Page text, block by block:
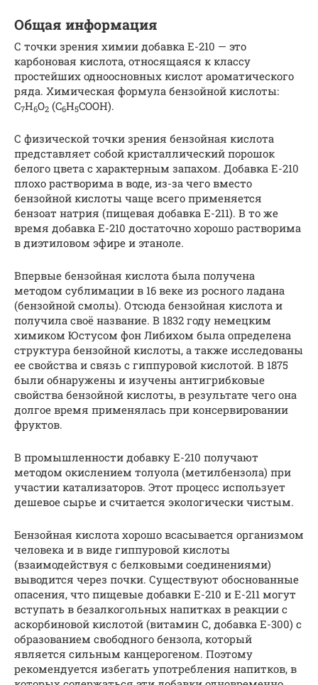
Общая информация
С точки зрения химии добавка Е-210 — это
карбоновая кислота, относящаяся к классу
простейших одноосновных кислот ароматического
ряда. Химическая формула бензойной кислоты:
C7H6O2 (C6H5COOH).
С физической точки зрения бензойная кислота
представляет собой кристаллический порошок
белого цвета с характерным запахом. Добавка Е-210
плохо растворима в воде, из-за чего вместо
бензойной кислоты чаще всего применяется
бензоат натрия (пищевая добавка E-211). В то же
время добавка Е-210 достаточно хорошо растворима
в диэтиловом эфире и этаноле.
Впервые бензойная кислота была получена
методом сублимации в 16 веке из росного ладана
(бензойной смолы). Отсюда бензойная кислота и
получила своё название. В 1832 году немецким
химиком Юстусом фон Либихом была определена
структура бензойной кислоты, а также исследованы
ее свойства и связь с гиппуровой кислотой. В 1875
были обнаружены и изучены антигрибковые
свойства бензойной кислоты, в результате чего она
долгое время применялась при консервировании
фруктов.
В промышленности добавку Е-210 получают
методом окислением толуола (метилбензола) при
участии катализаторов. Этот процесс использует
дешевое сырье и считается экологически чистым.
Бензойная кислота хорошо всасывается организмом
человека и в виде гиппуровой кислоты
(взаимодействуя с белковыми соединениями)
выводится через почки. Существуют обоснованные
опасения, что пищевые добавки Е-210 и E-211 могут
вступать в безалкогольных напитках в реакции с
аскорбиновой кислотой (витамин С, добавка E-300) с
образованием свободного бензола, который
является сильным канцерогеном. Поэтому
рекомендуется избегать употребления напитков, в